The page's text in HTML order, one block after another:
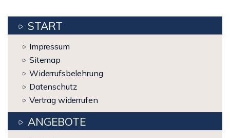
START
Impressum
Sitemap
Widerrufsbelehrung
Datenschutz
Vertrag widerrufen
ANGEBOTE